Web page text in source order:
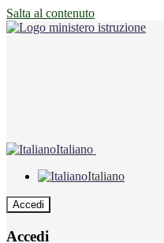
Salta al contenuto
Italiano
Italiano
Accedi
Accedi